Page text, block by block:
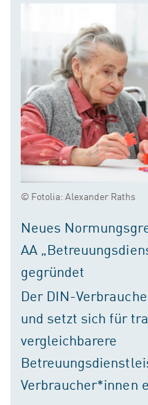
© Fotolia: Alexander Raths
Neues
AA
gegründet
Der DIN-
und setzt sich für
vergleichbarere
Verbraucher*innen